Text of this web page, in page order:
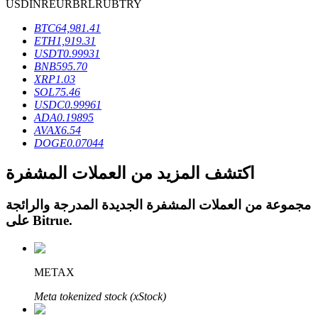
القروض
خدمة الاقتراض المدعومة بالعملات المشفرة
USDINREURBRLRUBTRY
BTC64,981.41
ETH1,919.31
USDT0.99931
BNB595.70
XRP1.03
SOL75.46
USDC0.99961
ADA0.19895
AVAX6.54
DOGE0.07044
اكتشف المزيد من العملات المشفرة
مجموعة من العملات المشفرة الجديدة المدرجة والرائجة
Bitrue.
METAX
Meta tokenized stock (xStock)